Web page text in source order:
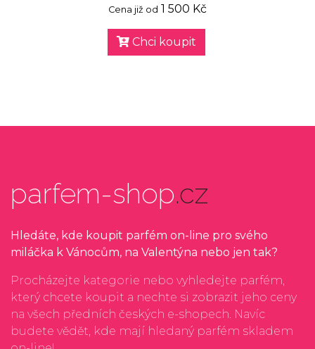
Cena již od 1 500 Kč
Chci koupit
parfem-shop.cz
Hledáte, kde koupit parfém on-line pro svého
miláčka k Vánocům, na Valentýna nebo jen tak?
Procházejte kategorie nebo vyhledejte parfém,
který chcete koupit a nechte si zobrazit jeho ceny
na všech předních českých e-shopech. Navíc
budete vědět, kde mají hledaný parfém skladem